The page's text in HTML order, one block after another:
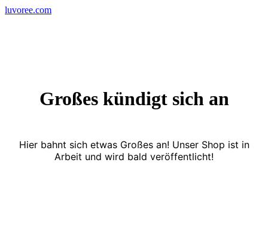
Skip
luvoree.com
Großes kündigt sich an
Hier bahnt sich etwas Großes an! Unser Shop ist in
Arbeit und wird bald veröffentlicht!